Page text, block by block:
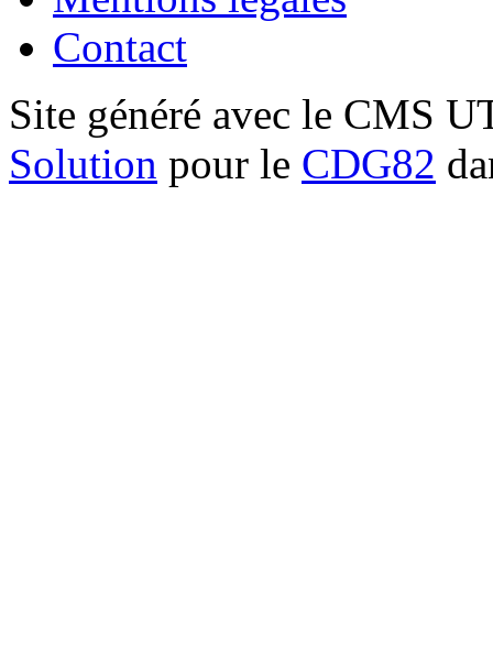
Contact
Site généré avec le CMS
Solution pour le CDG82